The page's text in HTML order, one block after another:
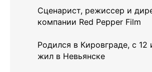
Сценарист, режиссер и
компании Red Pepper Film
Родился в Кировграде, с 12
жил в Невьянске